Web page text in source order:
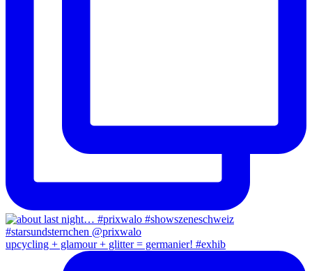
upcycling + glamour + glitter = germanier! #exhib